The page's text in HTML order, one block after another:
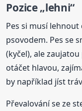
Pozice „lehni“
Pes si musí
psovodem. Pes se
(kyčel), ale
otáčet hlavou,
by například jíst
Převalování se ze